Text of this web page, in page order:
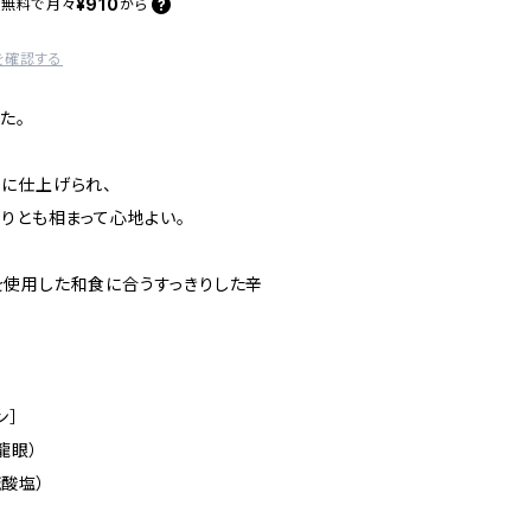
料で 月々¥910 から
認する
。
仕上げられ、
とも相まって心地よい。
用した和食に合うすっきりした辛
）
）